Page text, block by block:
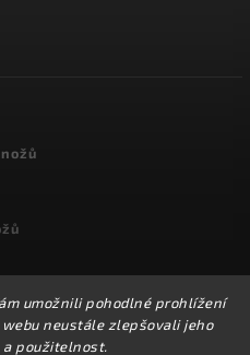
umožnili pohodlné prohlížení
neustále zlepšovali jeho
a použitelnost.